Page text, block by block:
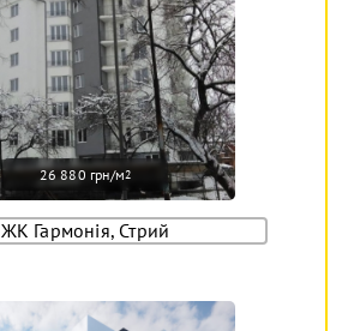
26 880 грн/м2
ЖК Гармонія, Стрий